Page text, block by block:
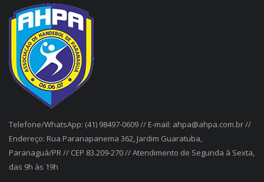
Telefone/WhatsApp: (41) 98497-0609 // E-mail: ahpa@ahpa.com.br //
Endereço: Rua Paranapanema 362, Jardim Guaratuba,
Paranaguá/PR // CEP 83.209-270 // Atendimento de Segunda à Sexta,
das 9h às 19h